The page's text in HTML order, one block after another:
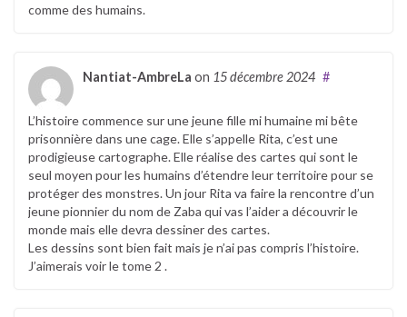
comme des humains.
Nantiat-AmbreLa on 15 décembre 2024 #
L’histoire commence sur une jeune fille mi humaine mi bête
prisonnière dans une cage. Elle s’appelle Rita, c’est une
prodigieuse cartographe. Elle réalise des cartes qui sont le
seul moyen pour les humains d’étendre leur territoire pour se
protéger des monstres. Un jour Rita va faire la rencontre d’un
jeune pionnier du nom de Zaba qui vas l’aider a découvrir le
monde mais elle devra dessiner des cartes.
Les dessins sont bien fait mais je n’ai pas compris l’histoire.
J’aimerais voir le tome 2 .